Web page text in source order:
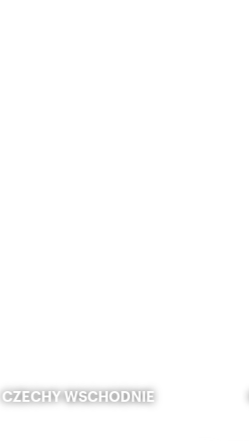
CZECHY WSCHODNIE